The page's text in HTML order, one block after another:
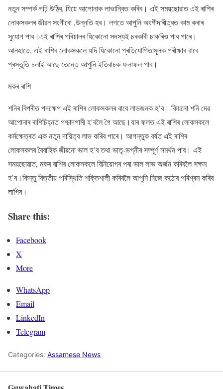
নতুন সম্পৰ্ক গঢ়ি উঠিব, যিয়ে আপোনাক লাভান্বিত কৰিব। এই সময়ছোৱাত এই ৰাশিৰ
লোকসকলৰ জীৱন সংগীৰো ,উন্নতি হব। লগতে আপুনি অংশীদাৰীত্বত কাম কৰাৰ
সুযোগ পাব।এই ৰাশিৰ পৰিয়ালৰ যিকোনো সদস্যই চৰকাৰী চাকৰিও পাব পাৰে।
আনহাতে, এই ৰাশিৰ লোকসকলে যদি যিকোনো প্ৰতিযোগিতামূলক পৰীক্ষাৰ বাবে
প্ৰস্তুতি চলাই আছে তেন্তে আপুনি ইতিবাচক ফলাফল পাব।
মকৰ ৰাশি
শনিৰ বিপৰীত পদক্ষেপ এই ৰাশিৰ লোকসকলৰ বাবে লাভজনক হ’ব। কিয়নো শনি দেৱ
আপোনাৰ ৰাশিচিহ্নত পশ্চাদগামী হ’বলৈ গৈ আছে।যাৰ ফলত এই ৰাশিৰ লোকসকলে
কৰ্মক্ষেত্ৰত এক নতুন দায়িত্ব লাভ কৰিব পাৰে। আগন্তুক বৰ্ষত এই ৰাশিৰ
লোকসকলৰ বৈবাহিক জীৱনো ভাল হ’ব তথা ভাতৃ-ভগ্নীৰ সম্পূৰ্ণ সমৰ্থন পাব। এই
সময়ছোৱাত, মকৰ ৰাশিৰ লোকসকলে বিনিয়োগৰ পৰা ভাল লাভ অৰ্জন কৰিবলৈ সক্ষম
হ’ব।কিন্তু বিত্তীয় পৰিস্থিতি শক্তিশালী কৰিবলৈ আপুনি নিজে কঠোৰ পৰিশ্ৰম কৰিব
লাগিব।
Share this:
Facebook
X
More
WhatsApp
Email
LinkedIn
Telegram
Categories: Assamese News